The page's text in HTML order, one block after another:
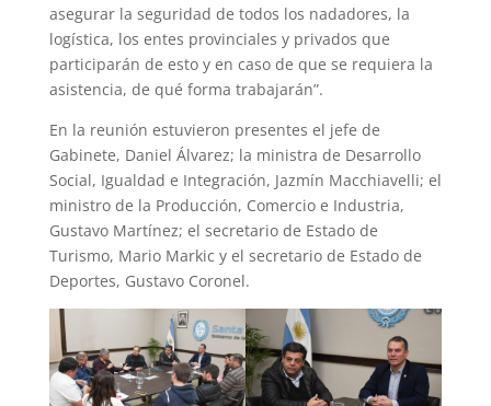
asegurar la seguridad de todos los nadadores, la
logística, los entes provinciales y privados que
participarán de esto y en caso de que se requiera la
asistencia, de qué forma trabajarán”.
En la reunión estuvieron presentes el jefe de
Gabinete, Daniel Álvarez; la ministra de Desarrollo
Social, Igualdad e Integración, Jazmín Macchiavelli; el
ministro de la Producción, Comercio e Industria,
Gustavo Martínez; el secretario de Estado de
Turismo, Mario Markic y el secretario de Estado de
Deportes, Gustavo Coronel.